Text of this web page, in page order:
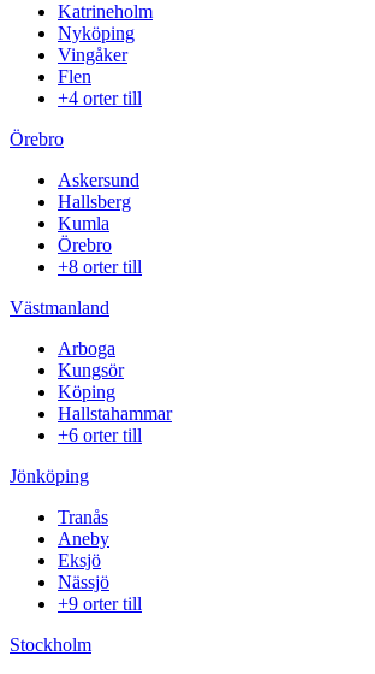
Katrineholm
Nyköping
Vingåker
Flen
+4 orter till
Örebro
Askersund
Hallsberg
Kumla
Örebro
+8 orter till
Västmanland
Arboga
Kungsör
Köping
Hallstahammar
+6 orter till
Jönköping
Tranås
Aneby
Eksjö
Nässjö
+9 orter till
Stockholm